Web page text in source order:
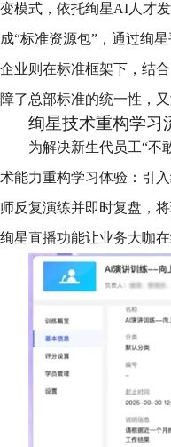
变模式，依托绚星AI人才
成“标准资源包”，通过绚
企业则在标准框架下，结
障了总部标准的统一性，
绚星技术重构学习
为解决新生代员工“不
术能力重构学习体验：引
师反复演练并即时复盘，
绚星直播功能让业务大咖